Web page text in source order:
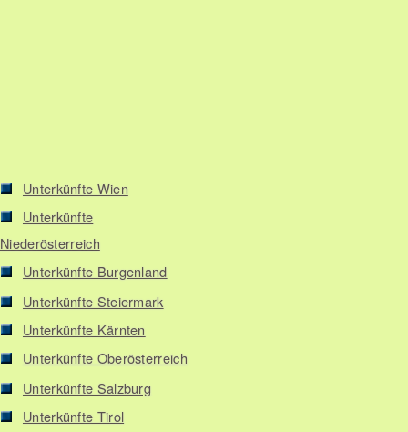
Unterkünfte Wien
Unterkünfte
Niederösterreich
Unterkünfte Burgenland
Unterkünfte Steiermark
Unterkünfte Kärnten
Unterkünfte Oberösterreich
Unterkünfte Salzburg
Unterkünfte Tirol